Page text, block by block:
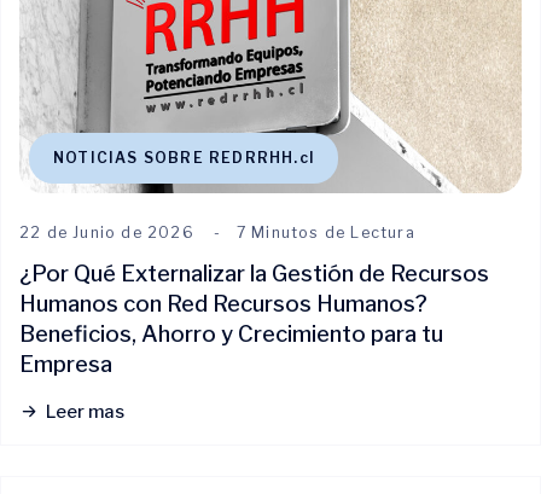
NOTICIAS SOBRE REDRRHH.cl
22 de Junio de 2026 7 Minutos de Lectura
¿Por Qué Externalizar la Gestión de Recursos
Humanos con Red Recursos Humanos?
Beneficios, Ahorro y Crecimiento para tu
Empresa
Leer mas